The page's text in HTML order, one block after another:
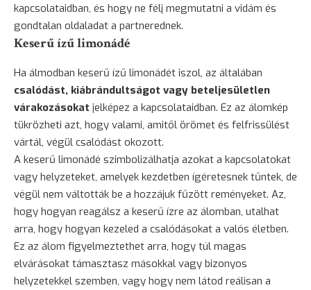
kapcsolataidban, és hogy ne félj megmutatni a vidám és
gondtalan oldaladat a partnerednek.
Keserű ízű limonádé
Ha álmodban keserű ízű limonádét iszol, az általában
csalódást, kiábrándultságot vagy beteljesületlen
várakozásokat jelképez a kapcsolataidban. Ez az álomkép
tükrözheti azt, hogy valami, amitől örömet és felfrissülést
vártál, végül csalódást okozott.
A keserű limonádé szimbolizálhatja azokat a kapcsolatokat
vagy helyzeteket, amelyek kezdetben ígéretesnek tűntek, de
végül nem váltották be a hozzájuk fűzött reményeket. Az,
hogy hogyan reagálsz a keserű ízre az álomban, utalhat
arra, hogy hogyan kezeled a csalódásokat a valós életben.
Ez az álom figyelmeztethet arra, hogy túl magas
elvárásokat támasztasz másokkal vagy bizonyos
helyzetekkel szemben, vagy hogy nem látod reálisan a